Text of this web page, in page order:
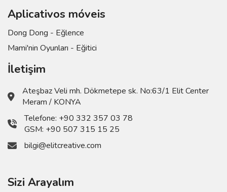
Aplicativos móveis
Dong Dong - Eğlence
Mami'nin Oyunları - Eğitici
İletişim
Ateşbaz Veli mh. Dökmetepe sk. No:63/1 Elit Center
Meram / KONYA
Telefone: +90 332 357 03 78
GSM: +90 507 315 15 25
bilgi@elitcreative.com
Sizi Arayalım